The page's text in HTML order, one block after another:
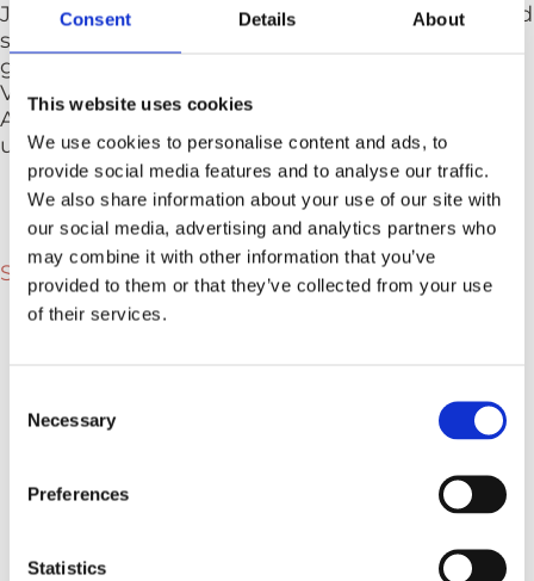
Consent Details About
This website uses cookies
We use cookies to personalise content and ads, to
provide social media features and to analyse our traffic.
We also share information about your use of our site with
our social media, advertising and analytics partners who
may combine it with other information that you’ve
provided to them or that they’ve collected from your use
of their services.
Selection
Necessary
Preferences
Statistics
Julie er vores nye marketingkoordinator, som ved
siden af sit studie vil være på kontoret et par
gange om ugen. Julie læser International
Virksomhedskommunikation i Engelsk på
Aarhus Universitet og starter på sit 3. år af
uddannelsen til september.
Sig hej til resten af Lamipro-kontoret